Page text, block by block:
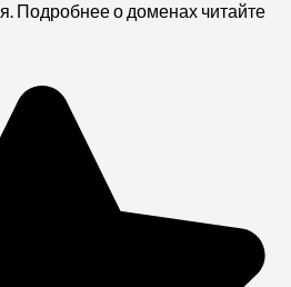
Подробнее о доменах читайте